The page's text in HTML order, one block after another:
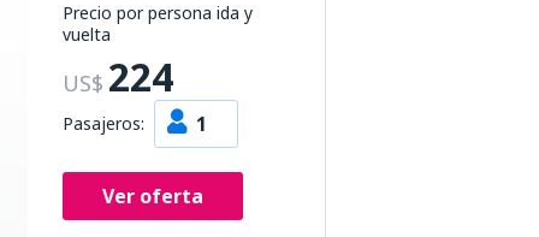
Precio por persona ida y
vuelta
US$ 224
Pasajeros: 1
Ver oferta